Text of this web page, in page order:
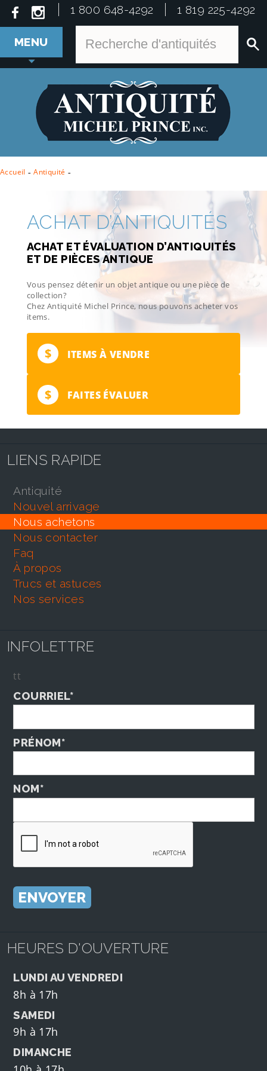
1 800 648-4292 1 819 225-4292
MENU
Accueil - Antiquité -
ACHAT D’ANTIQUITÉS
ACHAT ET ÉVALUATION D’ANTIQUITÉS
ET DE PIÈCES ANTIQUE
Vous pensez détenir un objet antique ou une pièce de
collection?
Chez Antiquité Michel Prince, nous pouvons acheter vos
items.
$ ITEMS À VENDRE
$ FAITES ÉVALUER
LIENS RAPIDE
antiquité
nouvel arrivage
nous achetons
nous contacter
faq
À propos
trucs et astuces
nos services
INFOLETTRE
tt
COURRIEL*
PRÉNOM*
NOM*
HEURES D'OUVERTURE
LUNDI AU VENDREDI
8h à 17h
SAMEDI
9h à 17h
DIMANCHE